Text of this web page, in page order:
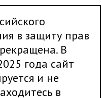
в защиту прав
В
года сайт
и не
в